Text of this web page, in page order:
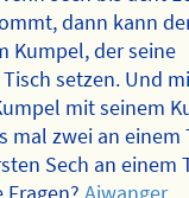
dann kann
Kumpel, der seine
setzen. Und
mit seinem
mal zwei an einem
Sech an einem